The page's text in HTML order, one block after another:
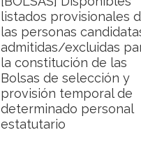
listados provisionales
las personas
admitidas/excluidas
la constitución de las
Bolsas de selección y
provisión temporal de
determinado personal
estatutario